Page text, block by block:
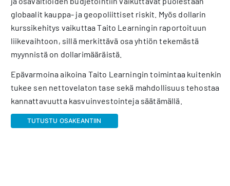
globaalit kauppa- ja geopoliittiset riskit. Myös dollarin
kurssikehitys vaikuttaa Taito Learningin raportoituun
liikevaihtoon, sillä merkittävä osa yhtiön tekemästä
myynnistä on dollarimääräistä.
Epävarmoina aikoina Taito Learningin toimintaa kuitenkin
tukee sen nettovelaton tase sekä mahdollisuus tehostaa
kannattavuutta kasvuinvestointeja säätämällä.
TUTUSTU OSAKEANTIIN